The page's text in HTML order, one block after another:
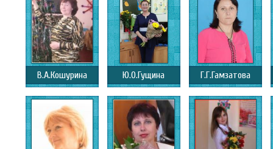
В.А.Кошурина Ю.О.Гущина Г.Г.Гамзатова